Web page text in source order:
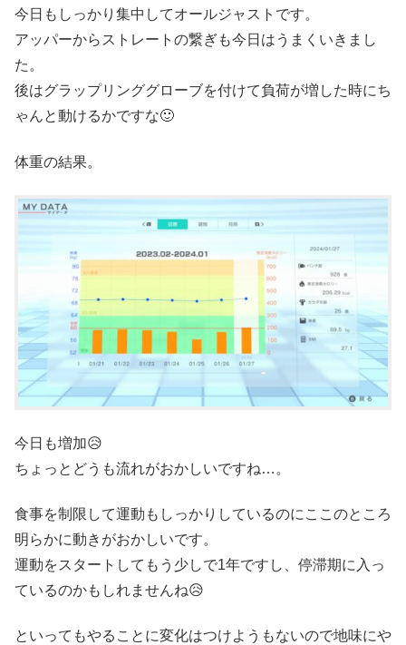
今日もしっかり集中してオールジャストです。
アッパーからストレートの繋ぎも今日はうまくいきまし
た。
後はグラップリンググローブを付けて負荷が増した時にち
ゃんと動けるかですな🙂
体重の結果。
今日も増加😥
ちょっとどうも流れがおかしいですね…。
食事を制限して運動もしっかりしているのにここのところ
明らかに動きがおかしいです。
運動をスタートしてもう少しで1年ですし、停滞期に入っ
ているのかもしれませんね😥
といってもやることに変化はつけようもないので地味にや